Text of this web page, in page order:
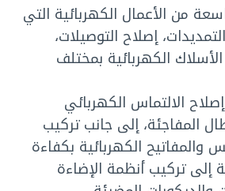
من الأعمال الكهربائية التي
إصلاح التوصيلات،
الكهربائية بمختلف
الالتماس الكهربائي
المفاجئة، إلى جانب تركيب
والمفاتيح الكهربائية بكفاءة
إلى تركيب أنظمة الإضاءة